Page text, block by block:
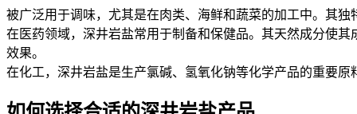
被广泛用于调味，尤其是在肉类、海鲜和蔬菜的加工中。其
在医药领域，深井岩盐常用于制备和保健品。其天然成分使
效果。
在化工，深井岩盐是生产氯碱、氢氧化钠等化学产品的重要